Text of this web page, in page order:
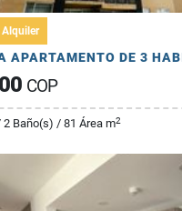
Alquiler
COP
Baño(s) / 81 Área m2